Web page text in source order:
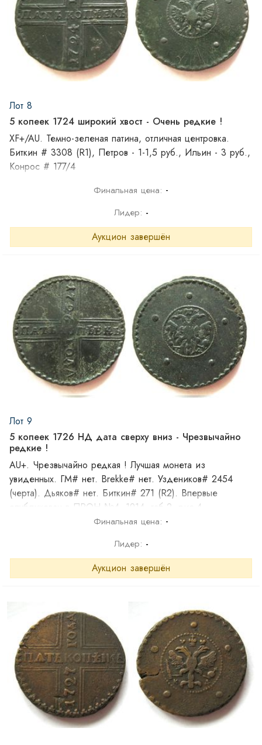
Лот 8
5 копеек 1724 широкий хвост - Очень редкие !
XF+/AU. Темно-зеленая патина, отличная центровка.
Биткин # 3308 (R1), Петров - 1-1,5 руб., Ильин - 3 руб.,
Конрос # 177/4
Финальная цена: -
Лидер: -
Аукцион завершён
Лот 9
5 копеек 1726 НД дата сверху вниз - Чрезвычайно
редкие !
AU+. Чрезвычайно редкая ! Лучшая монета из
увиденных. ГМ# нет. Brekke# нет. Уздеников# 2454
(черта). Дьяков# нет. Биткин# 271 (R2). Впервые
опубликован в ПРОН №4, 1914, таб.2, рис.4.
Финальная цена: -
Лидер: -
Аукцион завершён